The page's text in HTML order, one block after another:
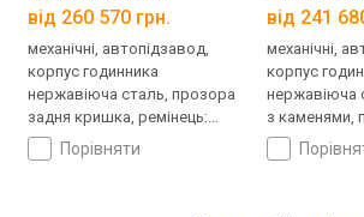
від 260 570 грн.
механічні, автопідзавод,
корпус годинника
нержавіюча сталь, прозора
задня кришка, ремінець:
браслет сталь, WR 200,
Швейцарія
порівняти
від 241
механічні,
корпус
нержавіюча
з каменями,
кришка, фази
ремінець: